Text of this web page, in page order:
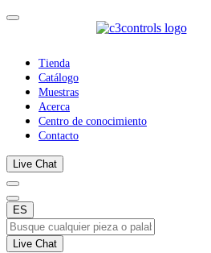
Tienda
Catálogo
Muestras
Acerca
Centro de conocimiento
Contacto
Live Chat
ES
Live Chat